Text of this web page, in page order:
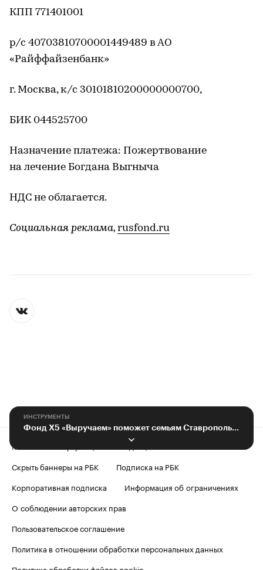
КПП 771401001
р/с 40703810700001449489 в АО
«Райффайзенбанк»
г. Москва, к/с 30101810200000000700,
БИК 044525700
Назначение платежа: Пожертвование
на лечение Богдана Выгныча
НДС не облагается.
Социальная реклама, rusfond.ru
ИНСТРУМЕНТЫ
Фонд Х5 «Выручаем» поможет семьям Ставрополья встретить Новый год
Контактная информация
Скрыть баннеры на РБК
Подписка на РБК
Корпоративная подписка
Информация об ограничениях
О соблюдении авторских прав
Пользовательское соглашение
Политика в отношении обработки персональных данных